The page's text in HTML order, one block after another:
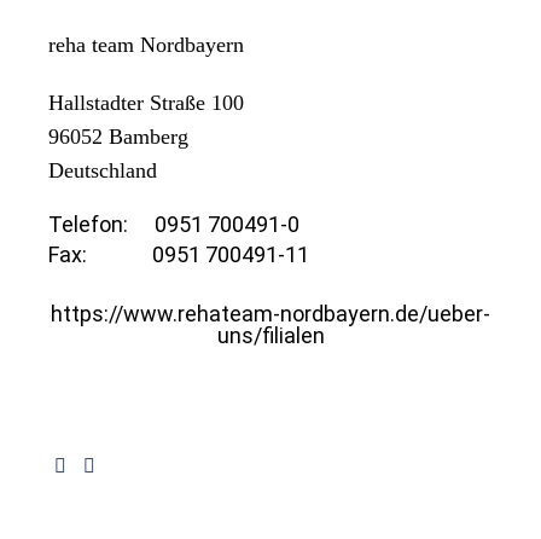
reha team Nordbayern
Hallstadter Straße 100
96052 Bamberg
Deutschland
Telefon:
0951 700491-0
Fax:
0951 700491-11
https://www.rehateam-nordbayern.de/ueber-
uns/filialen